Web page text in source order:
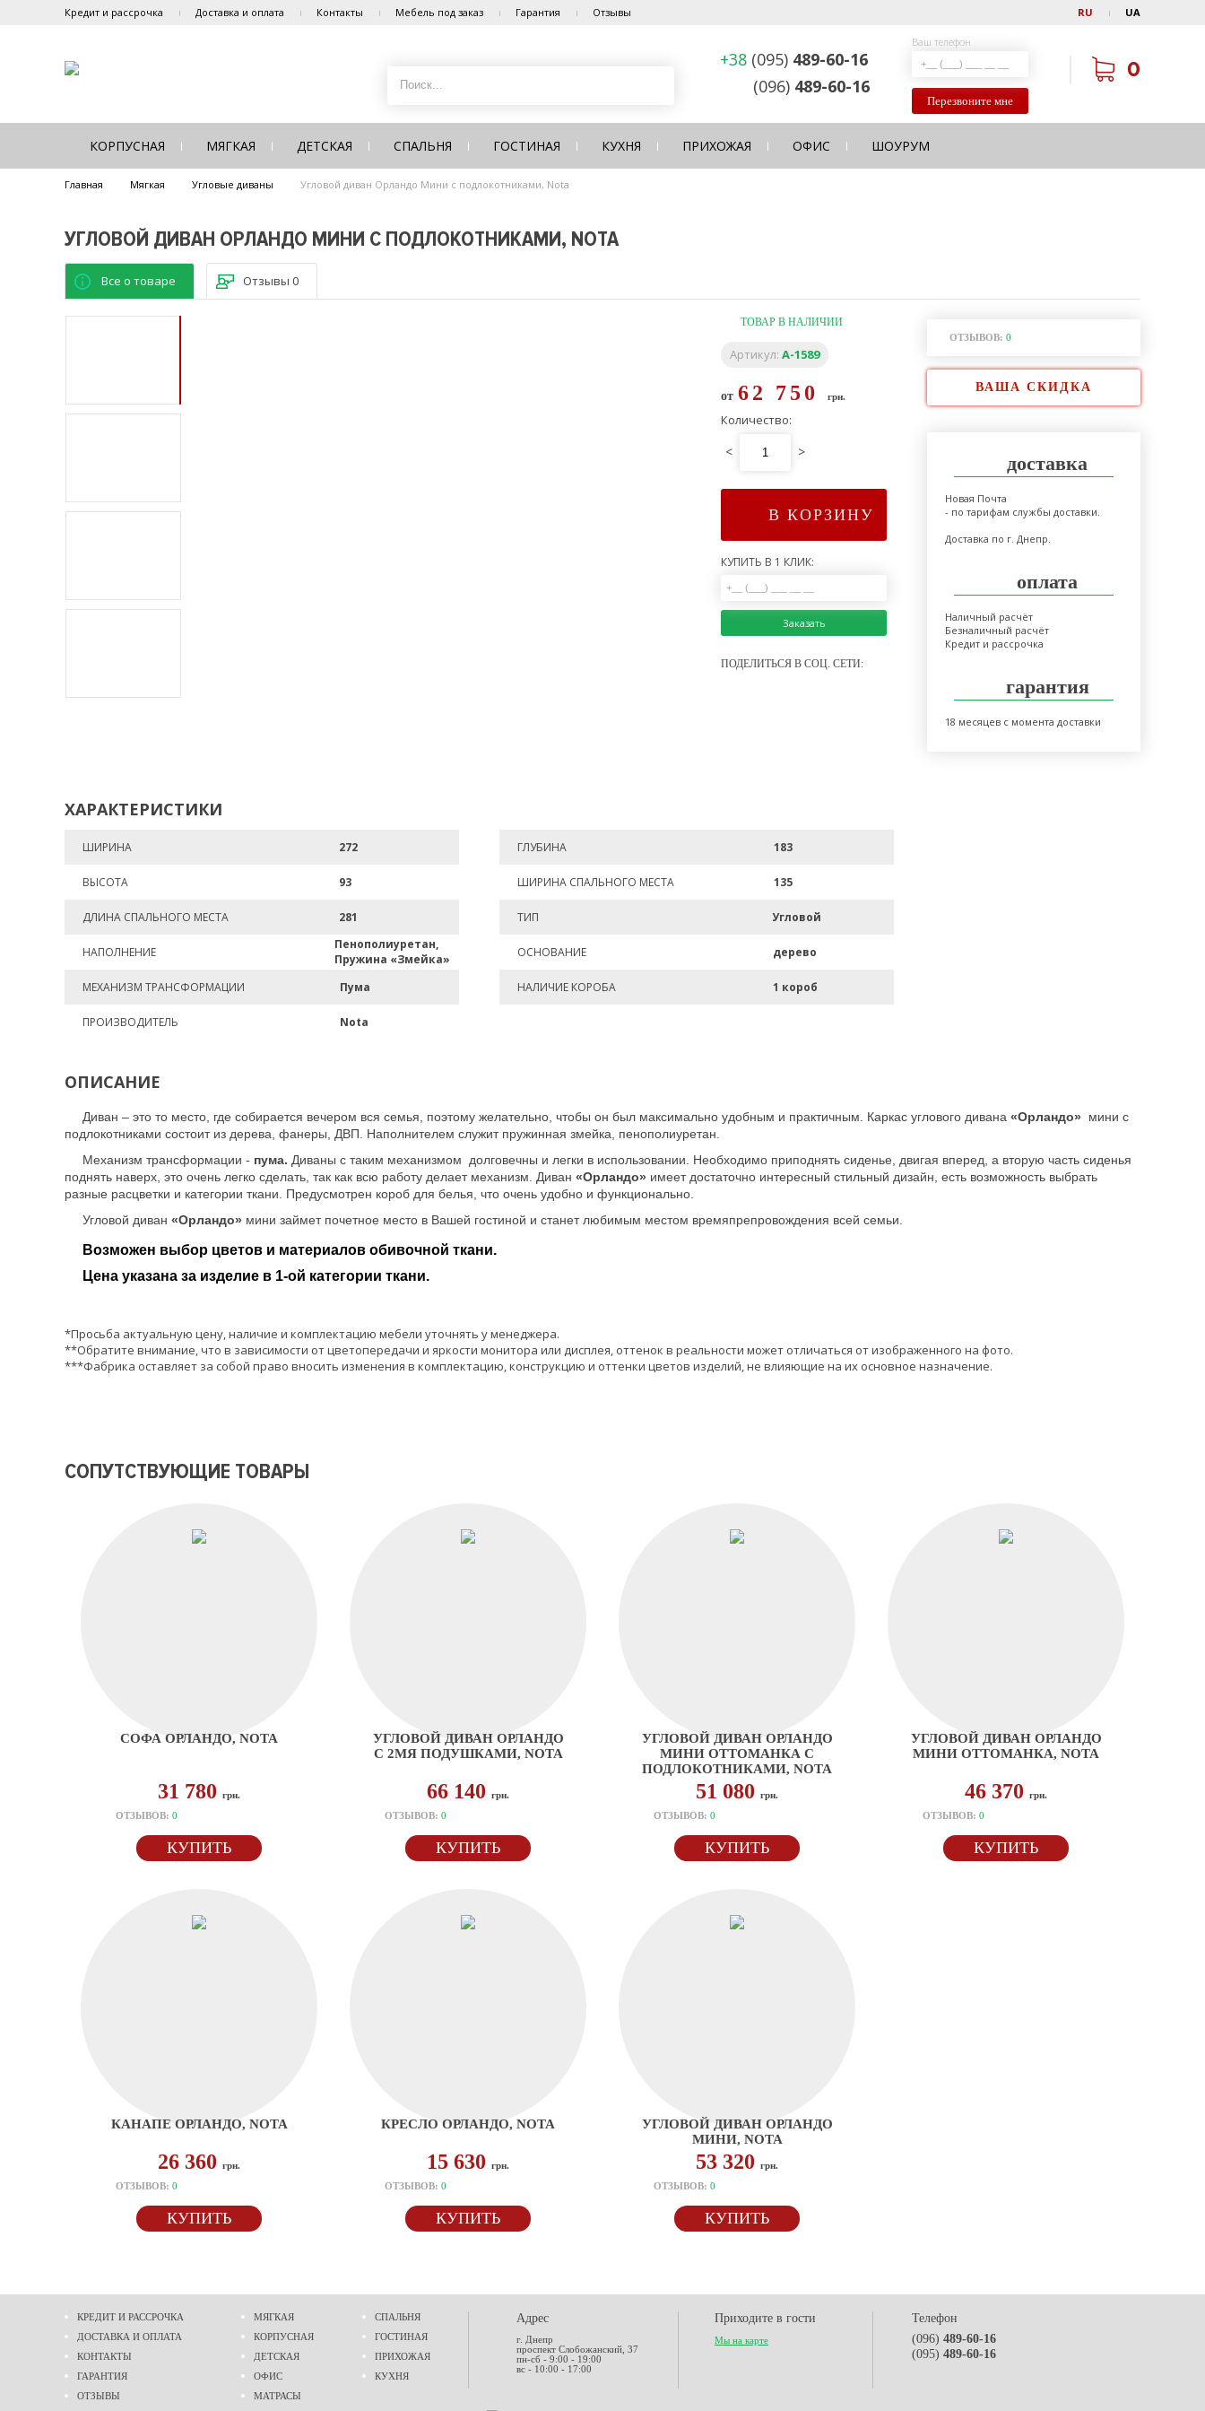
Кредит и рассрочка Доставка и оплата Контакты Мебель под заказ Гарантия Отзывы RU UA
+38 (095) 489-60-16
(096) 489-60-16
Ваш телефон
Перезвоните мне
0
КОРПУСНАЯ МЯГКАЯ ДЕТСКАЯ СПАЛЬНЯ ГОСТИНАЯ КУХНЯ ПРИХОЖАЯ ОФИС ШОУРУМ
Главная Мягкая Угловые диваны Угловой диван Орландо Мини с подлокотниками, Nota
УГЛОВОЙ ДИВАН ОРЛАНДО МИНИ С ПОДЛОКОТНИКАМИ, NOTA
Все о товаре Отзывы 0
ТОВАР В НАЛИЧИИ
Артикул: A-1589
от 62 750 грн.
Количество:
< >
В КОРЗИНУ
КУПИТЬ В 1 КЛИК:
Заказать
ПОДЕЛИТЬСЯ В СОЦ. СЕТИ:
ОТЗЫВОВ: 0
ВАША СКИДКА
доставка
Новая Почта
- по тарифам службы доставки.
Доставка по г. Днепр.
оплата
Наличный расчёт
Безналичный расчёт
Кредит и рассрочка
гарантия
18 месяцев с момента доставки
ХАРАКТЕРИСТИКИ
ШИРИНА 272 ГЛУБИНА 183
ВЫСОТА 93 ШИРИНА СПАЛЬНОГО МЕСТА 135
ДЛИНА СПАЛЬНОГО МЕСТА 281 ТИП Угловой
НАПОЛНЕНИЕ
Пенополиуретан,
Пружина «Змейка»
ОСНОВАНИЕ дерево
МЕХАНИЗМ ТРАНСФОРМАЦИИ Пума НАЛИЧИЕ КОРОБА 1 короб
ПРОИЗВОДИТЕЛЬ Nota
ОПИСАНИЕ
Диван – это то место, где собирается вечером вся семья, поэтому желательно, чтобы он был максимально удобным и практичным. Каркас углового дивана «Орландо»
мини с
подлокотниками состоит из дерева, фанеры, ДВП. Наполнителем служит пружинная змейка, пенополиуретан.
Механизм трансформации - пума. Диваны с таким механизмом долговечны и легки в использовании. Необходимо приподнять сиденье, двигая вперед, а вторую часть сиденья
поднять наверх, это очень легко сделать, так как всю работу делает механизм. Диван «Орландо» имеет достаточно интересный стильный дизайн, есть возможность выбрать
разные расцветки и категории ткани. Предусмотрен короб для белья, что очень удобно и функционально.
Угловой диван «Орландо» мини займет почетное место в Вашей гостиной и станет любимым местом времяпрепровождения всей семьи.
Возможен выбор цветов и материалов обивочной ткани.
Цена указана за изделие в 1-ой категории ткани.
*Просьба актуальную цену, наличие и комплектацию мебели уточнять у менеджера.
**Обратите внимание, что в зависимости от цветопередачи и яркости монитора или дисплея, оттенок в реальности может отличаться от изображенного на фото.
***Фабрика оставляет за собой право вносить изменения в комплектацию, конструкцию и оттенки цветов изделий, не влияющие на их основное назначение.
СОПУТСТВУЮЩИЕ ТОВАРЫ
СОФА ОРЛАНДО, NOTA
31 780 грн.
ОТЗЫВОВ: 0
КУПИТЬ
УГЛОВОЙ ДИВАН ОРЛАНДО
С 2МЯ ПОДУШКАМИ, NOTA
66 140 грн.
ОТЗЫВОВ: 0
КУПИТЬ
УГЛОВОЙ ДИВАН ОРЛАНДО
МИНИ ОТТОМАНКА С
ПОДЛОКОТНИКАМИ, NOTA
51 080 грн.
ОТЗЫВОВ: 0
КУПИТЬ
УГЛОВОЙ ДИВАН ОРЛАНДО
МИНИ ОТТОМАНКА, NOTA
46 370 грн.
ОТЗЫВОВ: 0
КУПИТЬ
КАНАПЕ ОРЛАНДО, NOTA
26 360 грн.
ОТЗЫВОВ: 0
КУПИТЬ
КРЕСЛО ОРЛАНДО, NOTA
15 630 грн.
ОТЗЫВОВ: 0
КУПИТЬ
УГЛОВОЙ ДИВАН ОРЛАНДО
МИНИ, NOTA
53 320 грн.
ОТЗЫВОВ: 0
КУПИТЬ
КРЕДИТ И РАССРОЧКА
ДОСТАВКА И ОПЛАТА
КОНТАКТЫ
ГАРАНТИЯ
ОТЗЫВЫ
МЯГКАЯ
КОРПУСНАЯ
ДЕТСКАЯ
ОФИС
МАТРАСЫ
СПАЛЬНЯ
ГОСТИНАЯ
ПРИХОЖАЯ
КУХНЯ
Адрес
г. Днепр
проспект Слобожанский, 37
пн-сб - 9:00 - 19:00
вс - 10:00 - 17:00
Приходите в гости
Мы на карте
Телефон
(096) 489-60-16
(095) 489-60-16